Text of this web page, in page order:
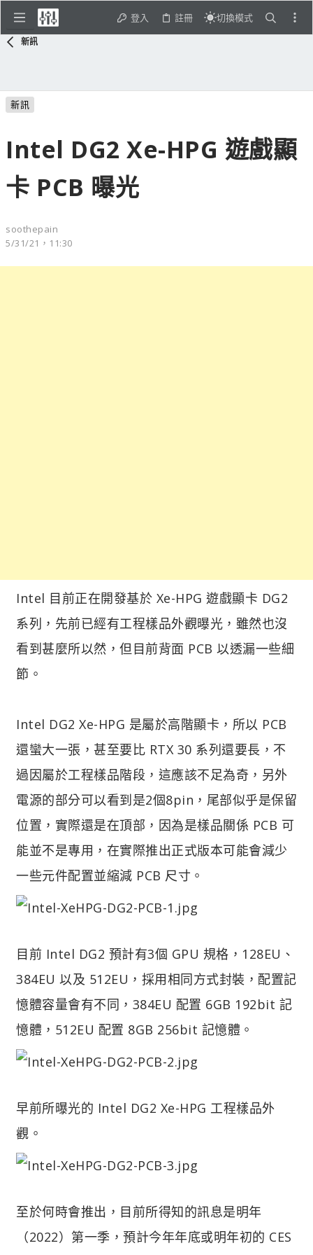
登入 註冊 切換模式
新訊
新訊
Intel DG2 Xe-HPG 遊戲顯
卡 PCB 曝光
soothepain
5/31/21，11:30
Intel 目前正在開發基於 Xe-HPG 遊戲顯卡 DG2
系列，先前已經有工程樣品外觀曝光，雖然也沒
看到甚麼所以然，但目前背面 PCB 以透漏一些細
節。
Intel DG2 Xe-HPG 是屬於高階顯卡，所以 PCB
還蠻大一張，甚至要比 RTX 30 系列還要長，不
過因屬於工程樣品階段，這應該不足為奇，另外
電源的部分可以看到是2個8pin，尾部似乎是保留
位置，實際還是在頂部，因為是樣品關係 PCB 可
能並不是專用，在實際推出正式版本可能會減少
一些元件配置並縮減 PCB 尺寸。
目前 Intel DG2 預計有3個 GPU 規格，128EU、
384EU 以及 512EU，採用相同方式封裝，配置記
憶體容量會有不同，384EU 配置 6GB 192bit 記
憶體，512EU 配置 8GB 256bit 記憶體。
早前所曝光的 Intel DG2 Xe-HPG 工程樣品外
觀。
至於何時會推出，目前所得知的訊息是明年
（2022）第一季，預計今年年底或明年初的 CES